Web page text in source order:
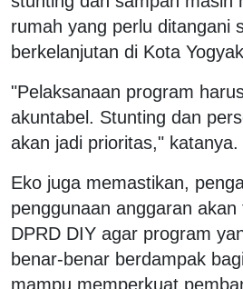
rumah yang perlu ditangani
berkelanjutan di Kota
"Pelaksanaan program
akuntabel. Stunting dan
akan jadi prioritas," katanya.
Eko juga memastikan,
penggunaan anggaran akan
DPRD DIY agar program
benar-benar berdampak
mampu memperkuat